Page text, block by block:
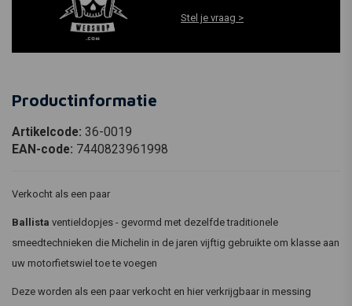
Stel je vraag >
Productinformatie
Artikelcode: 36-0019
EAN-code: 7440823961998
Verkocht als een paar
Ballista ventieldopjes - gevormd met dezelfde traditionele
smeedtechnieken die Michelin in de jaren vijftig gebruikte om klasse aan
uw motorfietswiel toe te voegen
Deze worden als een paar verkocht en hier verkrijgbaar in messing